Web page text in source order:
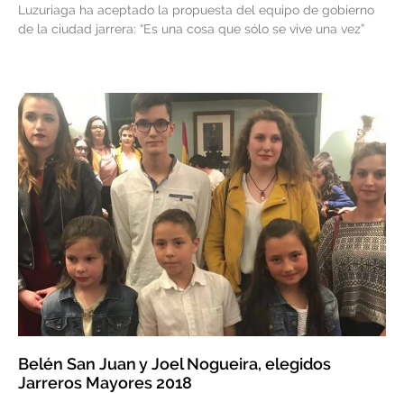
Luzuriaga ha aceptado la propuesta del equipo de gobierno
de la ciudad jarrera: “Es una cosa que sólo se vive una vez”
Belén San Juan y Joel Nogueira, elegidos
Jarreros Mayores 2018